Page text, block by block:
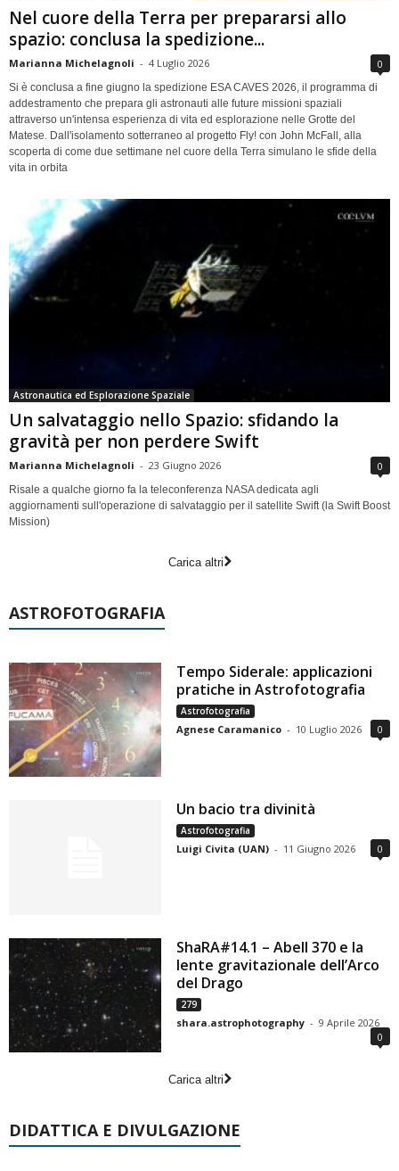
Nel cuore della Terra per prepararsi allo
spazio: conclusa la spedizione...
Marianna Michelagnoli - 4 Luglio 2026 0
Si è conclusa a fine giugno la spedizione ESA CAVES 2026, il programma di
addestramento che prepara gli astronauti alle future missioni spaziali
attraverso un'intensa esperienza di vita ed esplorazione nelle Grotte del
Matese. Dall'isolamento sotterraneo al progetto Fly! con John McFall, alla
scoperta di come due settimane nel cuore della Terra simulano le sfide della
vita in orbita
Astronautica ed Esplorazione Spaziale
Un salvataggio nello Spazio: sfidando la
gravità per non perdere Swift
Marianna Michelagnoli - 23 Giugno 2026 0
Risale a qualche giorno fa la teleconferenza NASA dedicata agli
aggiornamenti sull'operazione di salvataggio per il satellite Swift (la Swift Boost
Mission)
Carica altri
ASTROFOTOGRAFIA
Tempo Siderale: applicazioni
pratiche in Astrofotografia
Astrofotografia
Agnese Caramanico - 10 Luglio 2026 0
Un bacio tra divinità
Astrofotografia
Luigi Civita (UAN) - 11 Giugno 2026 0
ShaRA#14.1 – Abell 370 e la
lente gravitazionale dell’Arco
del Drago
279
shara.astrophotography - 9 Aprile 2026
0
Carica altri
DIDATTICA E DIVULGAZIONE